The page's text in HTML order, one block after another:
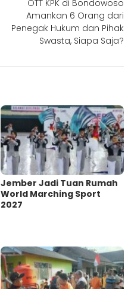
OTT KPK di Bondowoso
Amankan 6 Orang dari
Penegak Hukum dan Pihak
Swasta, Siapa Saja?
Jember Jadi Tuan Rumah
World Marching Sport
2027